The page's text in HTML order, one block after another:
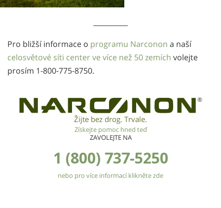
Pro bližší informace o programu Narconon a naší
celosvětové síti center ve více než 50 zemích volejte
prosím 1-800-775-8750.
®
Žijte bez drog. Trvale.
Získejte pomoc hned teď
ZAVOLEJTE NA
1 (800) 737-5250
nebo pro více informací klikněte zde